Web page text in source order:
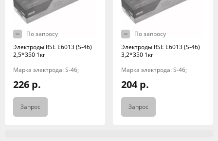
По запросу
Электроды RSE Е6013 (S-46)
2,5*350 1кг
Марка электрода: S-46;
226 р.
Запрос
По запросу
Электроды RSE Е6013 (S-46)
3,2*350 1кг
Марка электрода: S-46;
204 р.
Запрос